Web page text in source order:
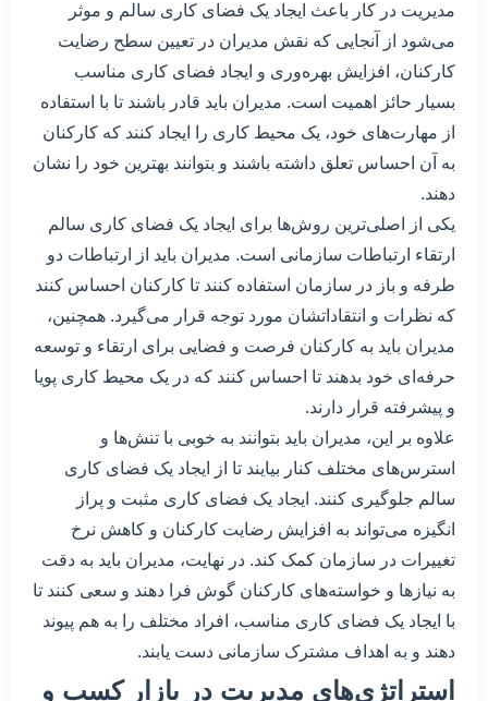
مدیریت در کار باعث ایجاد یک فضای کاری سالم و موثر
می‌شود از آنجایی که نقش مدیران در تعیین سطح رضایت
کارکنان، افزایش بهره‌وری و ایجاد فضای کاری مناسب
بسیار حائز اهمیت است. مدیران باید قادر باشند تا با استفاده
از مهارت‌های خود، یک محیط کاری را ایجاد کنند که کارکنان
به آن احساس تعلق داشته باشند و بتوانند بهترین خود را نشان
دهند.
یکی از اصلی‌ترین روش‌ها برای ایجاد یک فضای کاری سالم
ارتقاء ارتباطات سازمانی است. مدیران باید از ارتباطات دو
طرفه و باز در سازمان استفاده کنند تا کارکنان احساس کنند
که نظرات و انتقاداتشان مورد توجه قرار می‌گیرد. همچنین،
مدیران باید به کارکنان فرصت و فضایی برای ارتقاء و توسعه
حرفه‌ای خود بدهند تا احساس کنند که در یک محیط کاری پویا
و پیشرفته قرار دارند.
علاوه بر این، مدیران باید بتوانند به خوبی با تنش‌ها و
استرس‌های مختلف کنار بیایند تا از ایجاد یک فضای کاری
سالم جلوگیری کنند. ایجاد یک فضای کاری مثبت و پراز
انگیزه می‌تواند به افزایش رضایت کارکنان و کاهش نرخ
تغییرات در سازمان کمک کند. در نهایت، مدیران باید به دقت
به نیازها و خواسته‌های کارکنان گوش فرا دهند و سعی کنند تا
با ایجاد یک فضای کاری مناسب، افراد مختلف را به هم پیوند
دهند و به اهداف مشترک سازمانی دست یابند.
استراتژی‌های مدیریت در بازار کسب و